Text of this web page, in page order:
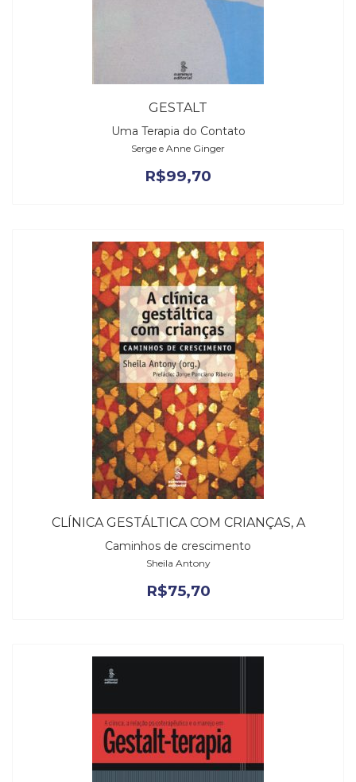
GESTALT
Uma Terapia do Contato
Serge e Anne Ginger
R$99,70
CLÍNICA GESTÁLTICA COM CRIANÇAS, A
Caminhos de crescimento
Sheila Antony
R$75,70